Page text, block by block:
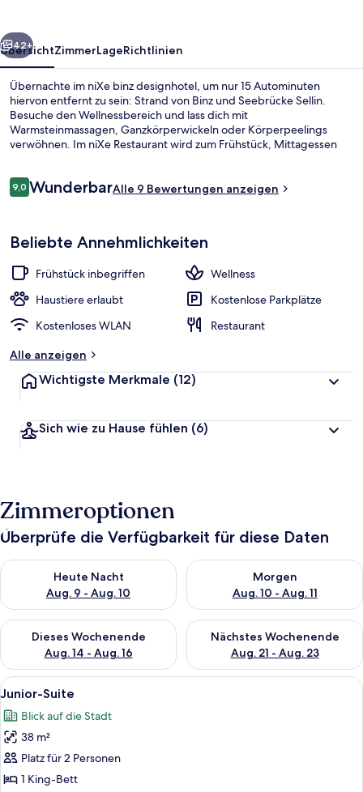
Weiter
42+
ÜbersichtZimmerLageRichtlinien
Übernachte im niXe binz designhotel, um nur 15 Autominuten
hiervon entfernt zu sein: Strand von Binz und Seebrücke Sellin.
Besuche den Wellnessbereich und lass dich mit
Warmsteinmassagen, Ganzkörperwickeln oder Körperpeelings
verwöhnen. Im niXe Restaurant wird zum Frühstück, Mittagessen
Whirlpool sowie eine Terrasse.
Bewertungen
9,09,0 von 10.
WunderbarAlle 9 Bewertungen anzeigen
Beliebte Annehmlichkeiten
Frühstück inbegriffen
Wellness
Haustiere erlaubt
Kostenlose Parkplätze
Kostenloses WLAN
Restaurant
Alle anzeigen
Wichtigste Merkmale (12)
Sich wie zu Hause fühlen (6)
Zimmeroptionen
Überprüfe die Verfügbarkeit für diese Daten
Heute Nacht
Aug. 9 - Aug. 10
Überprüfe die Verfügbarkeit für heute Nacht, Aug. 9 - Aug.
Morgen
Aug. 10 - Aug. 11
Überprüfe die Verfügbarkeit
Dieses Wochenende
Aug. 14 - Aug. 16
Überprüfe die Verfügbarkeit für dieses Wochenende, Aug. 14
Nächstes Wochenende
Aug. 21 - Aug. 23
Überprüfe die Verfügbarkeit
Alle
Fotos
für
Junior-
Suite
anzeigen
Junior-Suite | Pillowtop-Betten,
7
Junior-Suite
Blick auf die Stadt
38 m²
Platz für 2 Personen
1 King-Bett